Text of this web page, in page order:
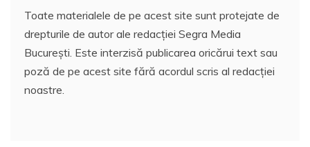
Toate materialele de pe acest site sunt protejate de
drepturile de autor ale redacției Segra Media
București. Este interzisă publicarea oricărui text sau
poză de pe acest site fără acordul scris al redacției
noastre.